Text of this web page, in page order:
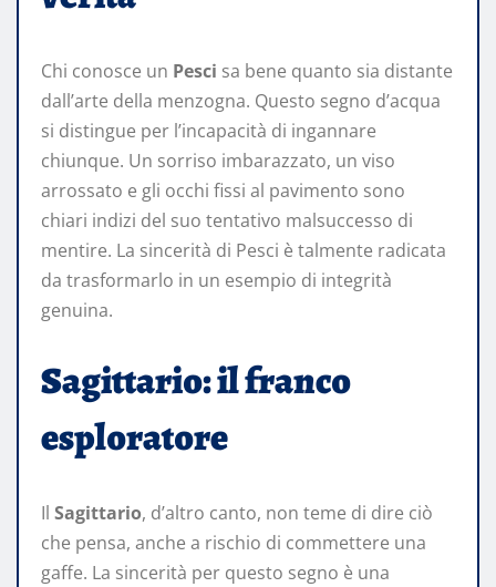
Chi conosce un Pesci sa bene quanto sia distante
dall’arte della menzogna. Questo segno d’acqua
si distingue per l’incapacità di ingannare
chiunque. Un sorriso imbarazzato, un viso
arrossato e gli occhi fissi al pavimento sono
chiari indizi del suo tentativo malsuccesso di
mentire. La sincerità di Pesci è talmente radicata
da trasformarlo in un esempio di integrità
genuina.
Sagittario: il franco
esploratore
Il Sagittario, d’altro canto, non teme di dire ciò
che pensa, anche a rischio di commettere una
gaffe. La sincerità per questo segno è una